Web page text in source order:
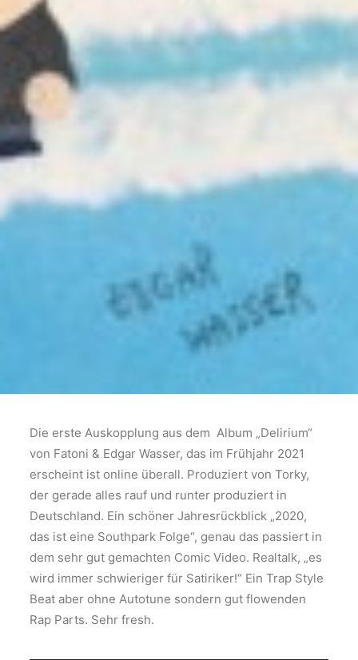
Die erste Auskopplung aus dem Album „Delirium“
von Fatoni & Edgar Wasser, das im Frühjahr 2021
erscheint ist online überall. Produziert von Torky,
der gerade alles rauf und runter produziert in
Deutschland. Ein schöner Jahresrückblick „2020,
das ist eine Southpark Folge“, genau das passiert in
dem sehr gut gemachten Comic Video. Realtalk, „es
wird immer schwieriger für Satiriker!“ Ein Trap Style
Beat aber ohne Autotune sondern gut flowenden
Rap Parts. Sehr fresh.